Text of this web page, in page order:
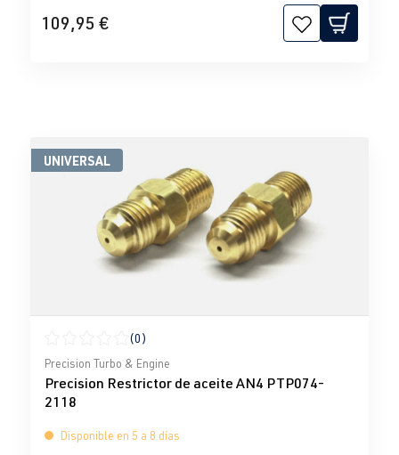
109,95 €
UNIVERSAL
Calificación promedio de 0 de 5 estrellas
(0)
Precision Turbo & Engine
Precision Restrictor de aceite AN4 PTP074-
2118
Disponible en 5 a 8 días